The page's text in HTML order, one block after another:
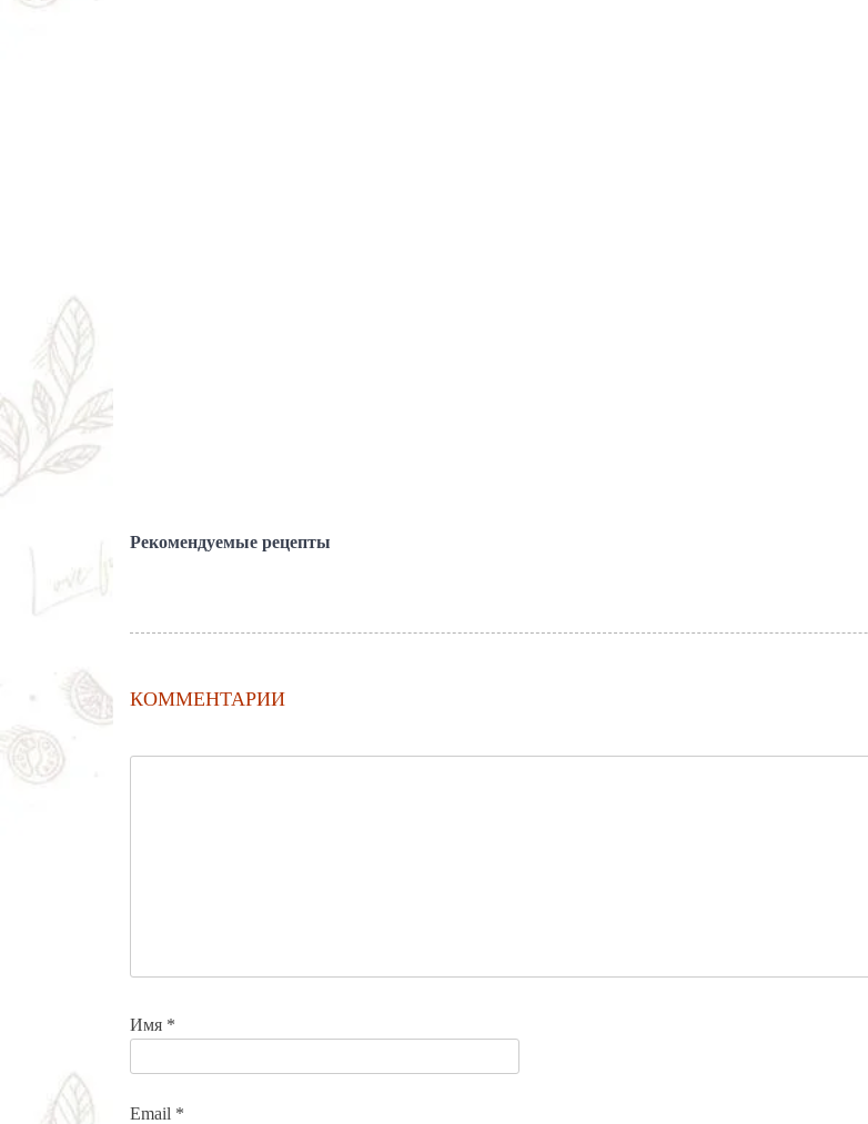
Рекомендуемые рецепты
КОММЕНТАРИИ
Имя *
Email *